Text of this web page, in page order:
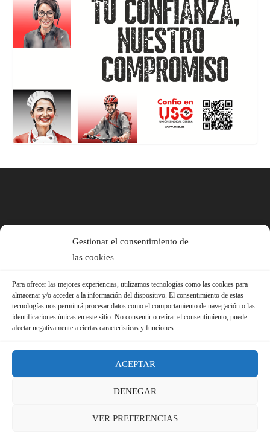
Gestionar el consentimiento de
las cookies
Para ofrecer las mejores experiencias, utilizamos tecnologías como las cookies para
almacenar y/o acceder a la información del dispositivo. El consentimiento de estas
tecnologías nos permitirá procesar datos como el comportamiento de navegación o las
identificaciones únicas en este sitio. No consentir o retirar el consentimiento, puede
afectar negativamente a ciertas características y funciones.
ACEPTAR
DENEGAR
VER PREFERENCIAS
Política de Cookies